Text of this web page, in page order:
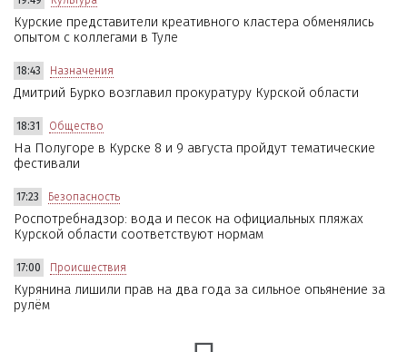
Курские представители креативного кластера обменялись
опытом с коллегами в Туле
18:43 Назначения
Дмитрий Бурко возглавил прокуратуру Курской области
18:31 Общество
На Полугоре в Курске 8 и 9 августа пройдут тематические
фестивали
17:23 Безопасность
Роспотребнадзор: вода и песок на официальных пляжах
Курской области соответствуют нормам
17:00 Происшествия
Курянина лишили прав на два года за сильное опьянение за
рулём